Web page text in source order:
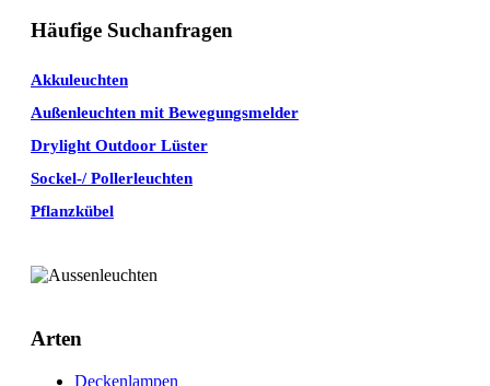
Häufige Suchanfragen
Akkuleuchten
Außenleuchten mit Bewegungsmelder
Drylight Outdoor Lüster
Sockel-/ Pollerleuchten
Pflanzkübel
Arten
Deckenlampen